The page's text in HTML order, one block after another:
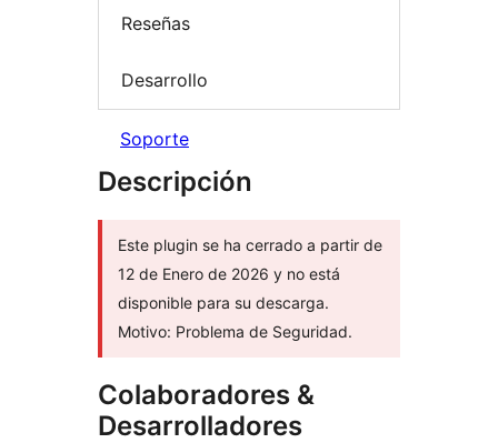
Reseñas
Desarrollo
Soporte
Descripción
Este plugin se ha cerrado a partir de
12 de Enero de 2026 y no está
disponible para su descarga.
Motivo: Problema de Seguridad.
Colaboradores &
Desarrolladores